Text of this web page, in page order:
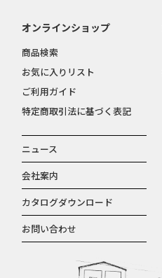
ニュース
会社案内
カタログダウンロード
お問い合わせ
オンラインショップ
商品検索
お気に入りリスト
ご利用ガイド
特定商取引法に基づく表記